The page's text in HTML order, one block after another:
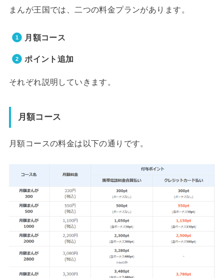
まんが王国では、二つの料金プランがあります。
月額コース
ポイント追加
それぞれ説明していきます。
月額コース
月額コースの料金は以下の通りです。